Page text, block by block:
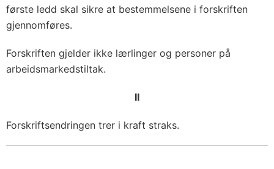
første ledd skal sikre at bestemmelsene i forskriften
gjennomføres.
Forskriften gjelder ikke lærlinger og personer på
arbeidsmarkedstiltak.
II
Forskriftsendringen trer i kraft straks.